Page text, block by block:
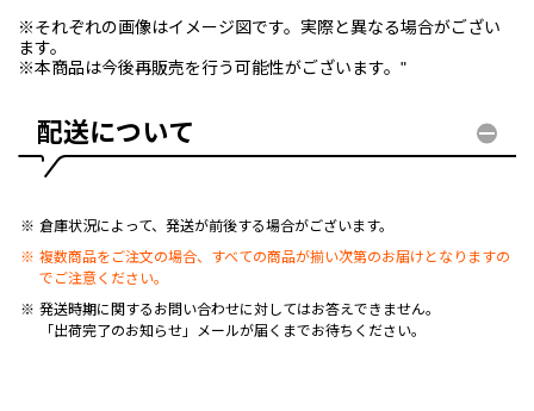
※それぞれの画像はイメージ図です。実際と異なる場合がござい
ます。
※本商品は今後再販売を行う可能性がございます。"
配送について
倉庫状況によって、発送が前後する場合がございます。
複数商品をご注文の場合、すべての商品が揃い次第のお届けとなりますの
でご注意ください。
発送時期に関するお問い合わせに対してはお答えできません。
「出荷完了のお知らせ」メールが届くまでお待ちください。